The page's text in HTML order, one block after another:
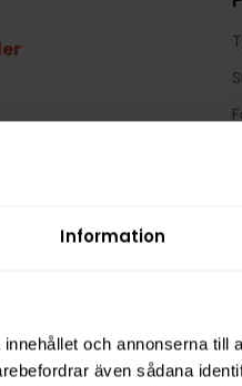
Information
och annonserna till
även sådana
white-serie. Att snuset
har en
torr på ytan har den
dosa innehåller 20 prillor.
(E500),